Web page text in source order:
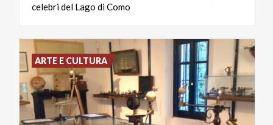
celebri del Lago di Como
ARTE E CULTURA